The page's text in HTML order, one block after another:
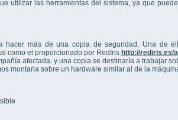
utilizar las herramientas del sistema, ya que
más de una copia de seguridad. Una de
como el proporcionado por RedIris http://rediris.es/
afectada, y una copia se destinaría a trabajar
montarla sobre un hardware similar al de la